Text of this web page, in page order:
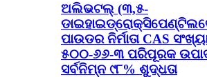
ଅଲିଭଟଲ୍ (୩,୫-
ପାଉଡର ନିର୍ମାତା CAS
୫୦୦-୬୬-୩ ପରିପୂରକ
ସର୍ବନିମ୍ନ ୯୮% ଶୁଦ୍ଧତା